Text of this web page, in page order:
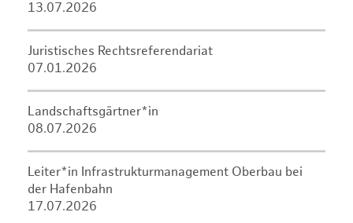
13.07.2026
Juristisches Rechtsreferendariat
07.01.2026
Landschaftsgärtner*in
08.07.2026
Leiter*in Infrastrukturmanagement Oberbau bei
der Hafenbahn
17.07.2026